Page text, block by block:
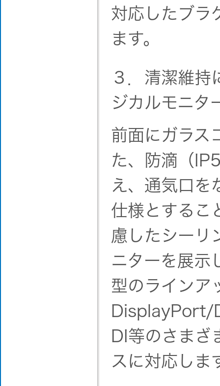
対応したブラ
ます。
３．清潔維持
ジカルモニタ
前面にガラス
た、防滴（
え、通気口を
仕様とするこ
慮したシーリ
ニターを展示
型のラインア
DisplayPort/
DI等のさまざ
スに対応しま